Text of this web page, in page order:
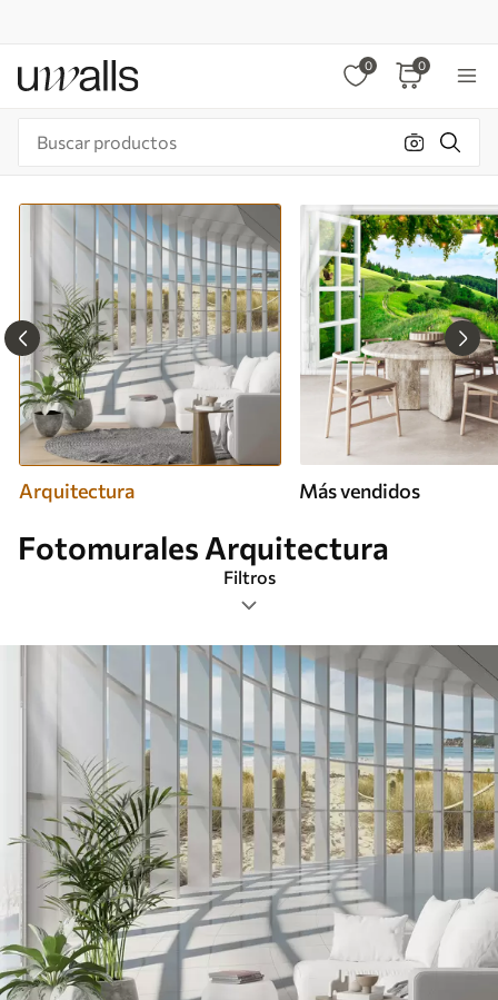
0 0
Arquitectura Más vendidos
Fotomurales Arquitectura
Filtros
Etiquetas
Formato de imagen
Paleta de colores
Inteligente
Borrar todos los filtros